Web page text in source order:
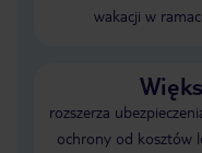
wakacji w
rozszerza
ochrony od kosztów